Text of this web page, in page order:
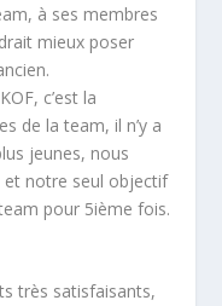
à ses membres
mieux poser
c’est la
de la team, il n’y a
jeunes, nous
notre seul objectif
pour 5ième fois.
très satisfaisants,